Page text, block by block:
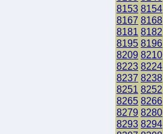
8153 8154
8167 8168
8181 8182
8195 8196
8209 8210
8223 8224
8237 8238
8251 8252
8265 8266
8279 8280
8293 8294